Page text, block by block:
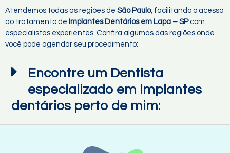
Atendemos todas as regiões de São Paulo, facilitando o acesso
ao tratamento de Implantes Dentários em Lapa – SP com
especialistas experientes. Confira algumas das regiões onde
você pode agendar seu procedimento:
Encontre um Dentista
especializado em Implantes
dentários perto de mim: